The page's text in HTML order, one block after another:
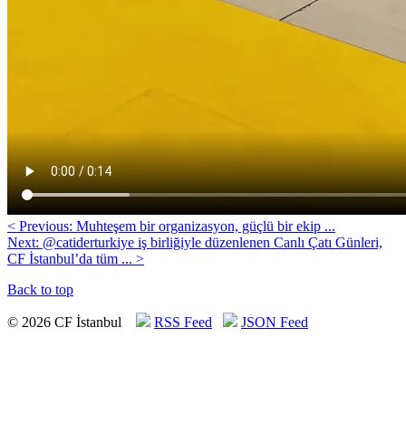
< Previous: Muhteşem bir organizasyon, güçlü bir ekip ...
Next: @catiderturkiye iş birliğiyle düzenlenen Canlı Çatı Günleri,
CF İstanbul’da tüm ... >
Back to top
© 2026 CF İstanbul RSS Feed JSON Feed